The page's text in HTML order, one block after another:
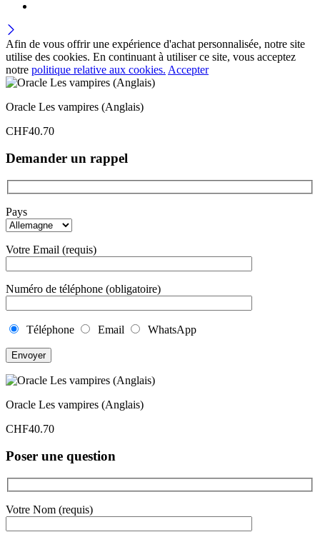
Afin de vous offrir une expérience d'achat personnalisée, notre site
utilise des cookies. En continuant à utiliser ce site, vous acceptez
notre politique relative aux cookies. Accepter
Oracle Les vampires (Anglais)
CHF40.70
Demander un rappel
Pays
Votre Email (requis)
Numéro de téléphone (obligatoire)
Téléphone Email WhatsApp
Oracle Les vampires (Anglais)
CHF40.70
Poser une question
Votre Nom (requis)